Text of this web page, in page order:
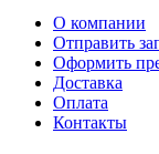
О компании
Отправить
Оформить
Доставка
Оплата
Контакты